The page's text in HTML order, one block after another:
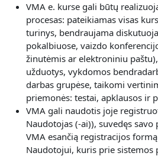
VMA e. kurse gali būtų
procesas: pateikiamas visas
turinys, bendraujama
pokalbiuose, vaizdo
žinutėmis ar elektroniniu
užduotys, vykdomos
darbas grupėse, taikomi
priemonės: testai, apklausos ir
VMA gali naudotis joje
Naudotojas (-ai)), suvedęs
VMA esančią registracijos
Naudotojui, kuris prie sistemos